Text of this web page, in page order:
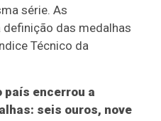
série. As
das medalhas
Técnico da
encerrou a
seis ouros, nove